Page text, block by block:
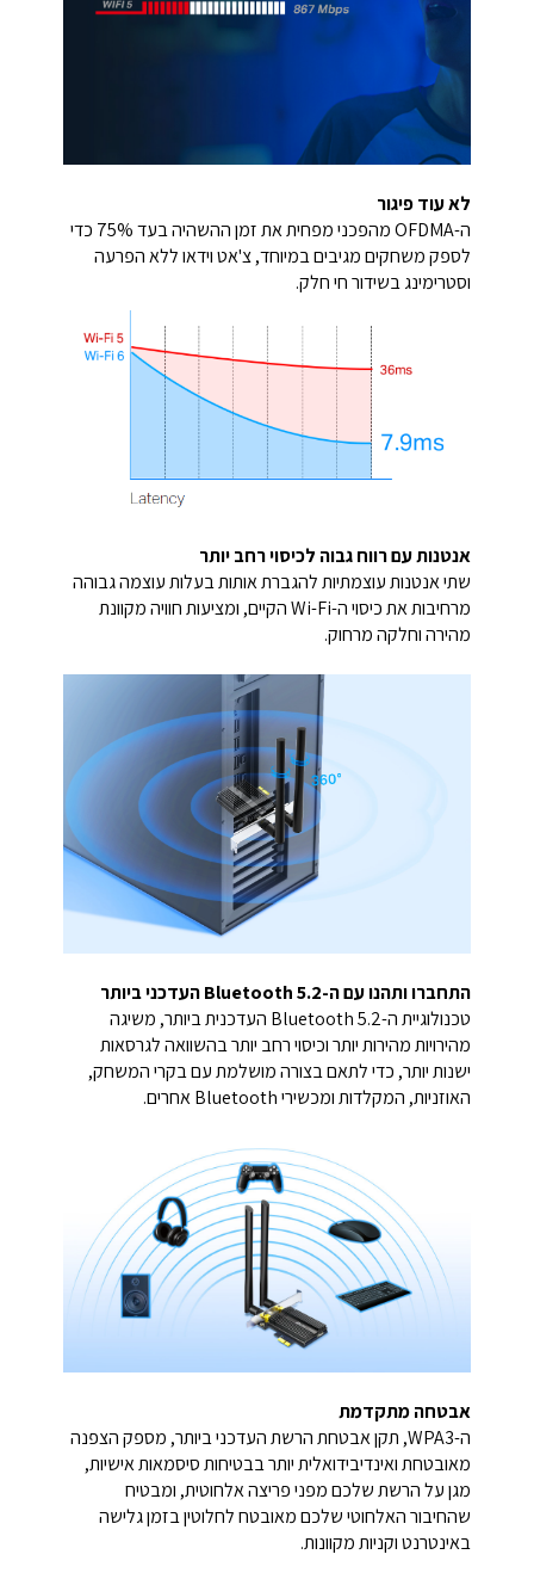
לא עוד פיגור
ה-OFDMA מהפכני מפחית את זמן ההשהיה בעד 75% כדי
לספק משחקים מגיבים במיוחד, צ'אט וידאו ללא הפרעה
וסטרימינג בשידור חי חלק.
אנטנות עם רווח גבוה לכיסוי רחב יותר
שתי אנטנות עוצמתיות להגברת אותות בעלות עוצמה גבוהה
מרחיבות את כיסוי ה-Wi-Fi הקיים, ומציעות חוויה מקוונת
מהירה וחלקה מרחוק.
התחברו ותהנו עם ה-Bluetooth 5.2 העדכני ביותר
טכנולוגיית ה-Bluetooth 5.2 העדכנית ביותר, משיגה
מהירויות מהירות יותר וכיסוי רחב יותר בהשוואה לגרסאות
ישנות יותר, כדי לתאם בצורה מושלמת עם בקרי המשחק,
האוזניות, המקלדות ומכשירי Bluetooth אחרים.
אבטחה מתקדמת
ה-WPA3, תקן אבטחת הרשת העדכני ביותר, מספק הצפנה
מאובטחת ואינדיבידואלית יותר בבטיחות סיסמאות אישיות,
מגן על הרשת שלכם מפני פריצה אלחוטית, ומבטיח
שהחיבור האלחוטי שלכם מאובטח לחלוטין בזמן גלישה
באינטרנט וקניות מקוונות.